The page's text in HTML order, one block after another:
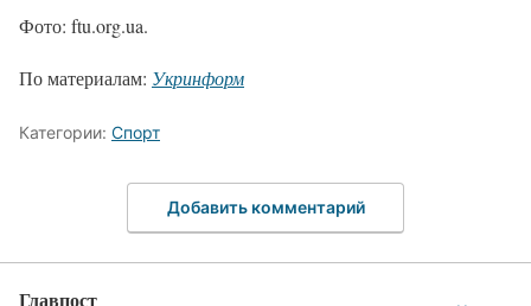
Фото: ftu.org.ua.
По материалам: Укринформ
Категории: Спорт
Добавить комментарий
Главпост